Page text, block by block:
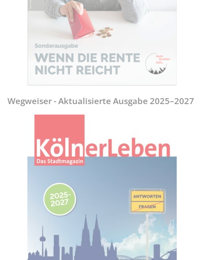
Wegweiser - Aktualisierte Ausgabe 2025–2027